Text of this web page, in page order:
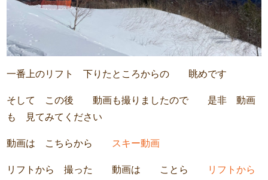
一番上のリフト 下りたところからの 眺めです
そして この後 動画も撮りましたので 是非 動画
も 見てみてください
動画は こちらから スキー動画
リフトから 撮った 動画は ことら
リフトから